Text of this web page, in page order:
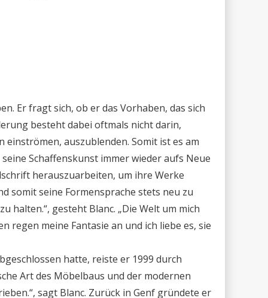
Er fragt sich, ob er das Vorhaben, das sich
besteht dabei oftmals nicht darin,
auszublenden. Somit ist es am
Schaffenskunst immer wieder aufs Neue
herauszuarbeiten, um ihre Werke
somit seine Formensprache stets neu zu
halten.“, gesteht Blanc. „Die Welt um mich
meine Fantasie an und ich liebe es, sie
hatte, reiste er 1999 durch
Art des Möbelbaus und der modernen
sagt Blanc. Zurück in Genf gründete er